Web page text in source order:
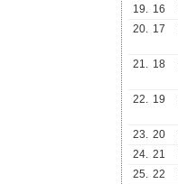
19. 16
20. 17
21. 18
22. 19
23. 20
24. 21
25. 22